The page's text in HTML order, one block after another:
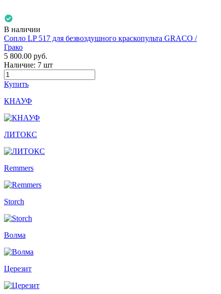
В наличии
Сопло LP 517 для безвоздушного краскопульта GRACO /
Грако
5 800.00 руб.
Наличие: 7 шт
Купить
КНАУФ
ЛИТОКС
Remmers
Storch
Волма
Церезит